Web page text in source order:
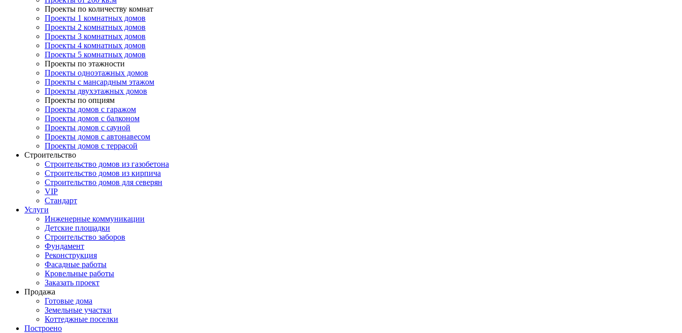
Проекты по количеству комнат
Проекты 1 комнатных домов
Проекты 2 комнатных домов
Проекты 3 комнатных домов
Проекты 4 комнатных домов
Проекты 5 комнатных домов
Проекты по этажности
Проекты одноэтажных домов
Проекты с мансардным этажом
Проекты двухэтажных домов
Проекты по опциям
Проекты домов с гаражом
Проекты домов с балконом
Проекты домов с сауной
Проекты домов с автонавесом
Проекты домов с террасой
Строительство
Строительство домов из газобетона
Строительство домов из кирпича
Строительство домов для северян
VIP
Стандарт
Услуги
Инженерные коммуникации
Детские площадки
Строительство заборов
Фундамент
Реконструкция
Фасадные работы
Кровельные работы
Заказать проект
Продажа
Готовые дома
Земельные участки
Коттеджные поселки
Построено